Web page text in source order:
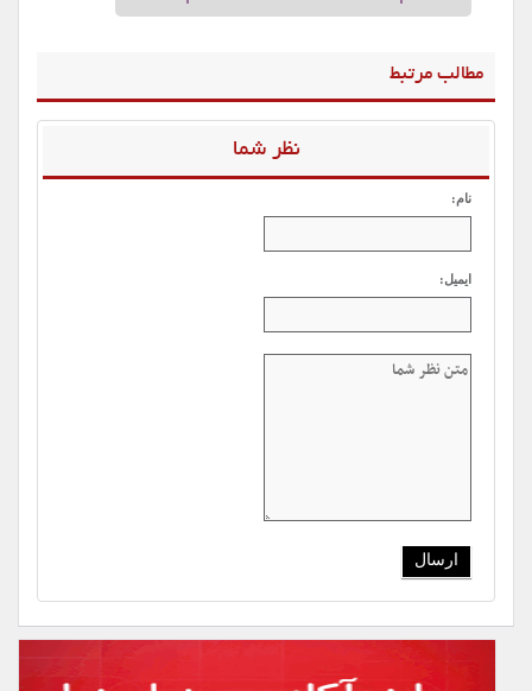
مطالب مرتبط
نظر شما
نام:
ایمیل: